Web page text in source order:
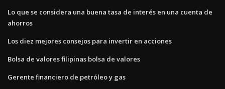
Lo que se considera una buena tasa de interés en una cuenta de
ahorros
Los diez mejores consejos para invertir en acciones
Bolsa de valores filipinas bolsa de valores
Gerente financiero de petróleo y gas